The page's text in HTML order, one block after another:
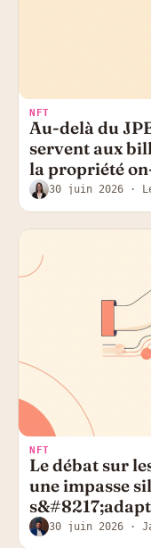
NFT
Au-delà du
servent aux
la propriété
30 juin 2026 ·
NFT
Le débat sur
une impasse
30 juin 2026 ·